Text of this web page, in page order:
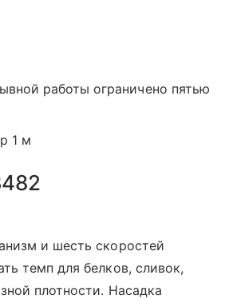
работы ограничено пятью
1 м
и шесть скоростей
темп для белков, сливок,
плотности. Насадка